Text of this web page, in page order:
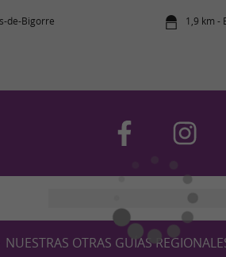
de-Bigorre 1,9 km -
NUESTRAS OTRAS GUÍAS